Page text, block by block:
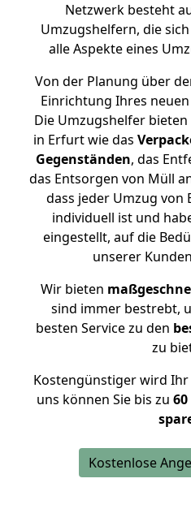
Netzwerk besteht
Umzugshelfern, die
alle Aspekte eines
Von der Planung über
Einrichtung Ihres
Die Umzugshelfer
in Erfurt wie das
Gegenständen, das
das Entsorgen von Müll
dass jeder Umzug
individuell ist und
eingestellt, auf die
unserer
Wir bieten
sind immer bestrebt,
besten Service zu den
zu
Kostengünstiger wird
uns können Sie bis zu
Kostenlose